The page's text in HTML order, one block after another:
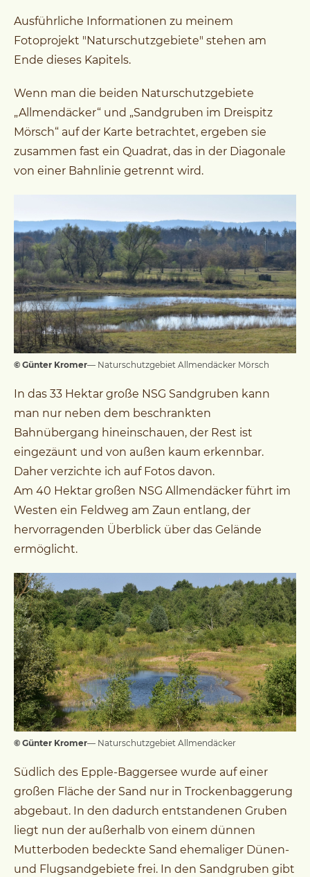
Ausführliche Informationen zu meinem
Fotoprojekt "Naturschutzgebiete" stehen am
Ende dieses Kapitels.
Wenn man die beiden Naturschutzgebiete
„Allmendäcker“ und „Sandgruben im Dreispitz
Mörsch“ auf der Karte betrachtet, ergeben sie
zusammen fast ein Quadrat, das in der Diagonale
von einer Bahnlinie getrennt wird.
© Günter Kromer— Naturschutzgebiet Allmendäcker Mörsch
In das 33 Hektar große NSG Sandgruben kann
man nur neben dem beschrankten
Bahnübergang hineinschauen, der Rest ist
eingezäunt und von außen kaum erkennbar.
Daher verzichte ich auf Fotos davon.
Am 40 Hektar großen NSG Allmendäcker führt im
Westen ein Feldweg am Zaun entlang, der
hervorragenden Überblick über das Gelände
ermöglicht.
© Günter Kromer— Naturschutzgebiet Allmendäcker
Südlich des Epple-Baggersee wurde auf einer
großen Fläche der Sand nur in Trockenbaggerung
abgebaut. In den dadurch entstandenen Gruben
liegt nun der außerhalb von einem dünnen
Mutterboden bedeckte Sand ehemaliger Dünen-
und Flugsandgebiete frei. In den Sandgruben gibt